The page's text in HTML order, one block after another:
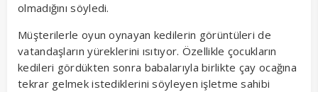
olmadığını söyledi.
Müşterilerle oyun oynayan kedilerin görüntüleri de
vatandaşların yüreklerini ısıtıyor. Özellikle çocukların
kedileri gördükten sonra babalarıyla birlikte çay ocağına
tekrar gelmek istediklerini söyleyen işletme sahibi